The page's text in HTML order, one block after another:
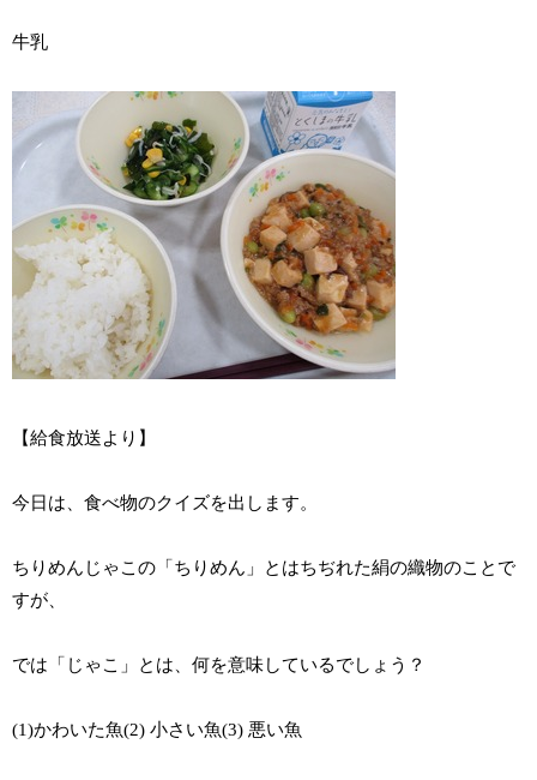
牛乳
【給食放送より】
今日は、食べ物のクイズを出します。
ちりめんじゃこの「ちりめん」とはちぢれた絹の織物のことで
すが、
では「じゃこ」とは、何を意味しているでしょう？
(1)かわいた魚(2) 小さい魚(3) 悪い魚